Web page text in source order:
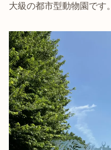
大級の都市型動物園です。